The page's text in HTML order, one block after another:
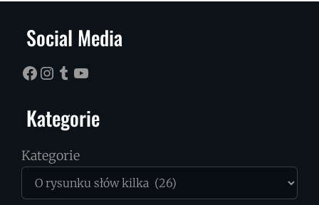
Social Media
Facebook
Instagram
TumblrYouTube
Kategorie
Kategorie